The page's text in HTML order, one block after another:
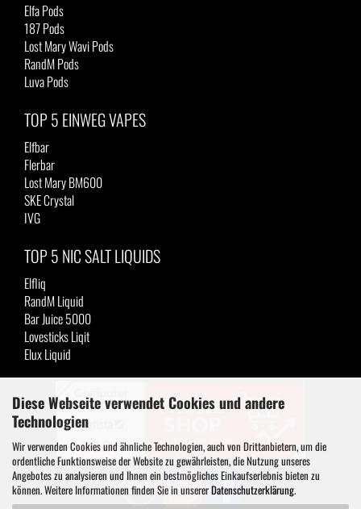
Diese Webseite verwendet Cookies und andere
Technologien
Wir verwenden Cookies und ähnliche Technologien, auch von Drittanbietern, um die
ordentliche Funktionsweise der Website zu gewährleisten, die Nutzung unseres
Angebotes zu analysieren und Ihnen ein bestmögliches Einkaufserlebnis bieten zu
können. Weitere Informationen finden Sie in unsererDatenschutzerklärung.
Elfa Pods
187 Pods
Lost Mary Wavi Pods
RandM Pods
Luva Pods
TOP 5 EINWEG VAPES
Elfbar
Flerbar
Lost Mary BM600
SKE Crystal
IVG
TOP 5 NIC SALT LIQUIDS
Elfliq
RandM Liquid
Bar Juice 5000
Lovesticks Liqit
Elux Liquid